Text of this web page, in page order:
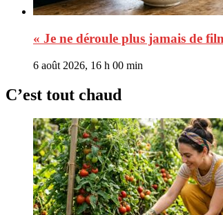
« Je ne déroule plus jamais de
6 août 2026, 16 h 00 min
C’est tout chaud